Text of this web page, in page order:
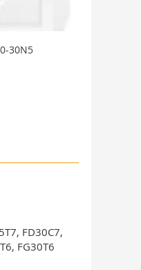
30N5
FD30C7,
FG30T6